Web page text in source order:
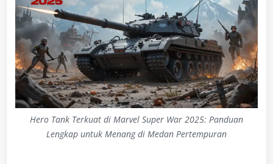
Hero Tank Terkuat di Marvel Super War 2025: Panduan
Lengkap untuk Menang di Medan Pertempuran